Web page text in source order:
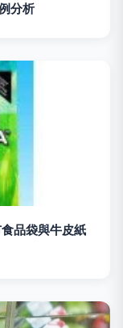
分析
品袋與牛皮紙